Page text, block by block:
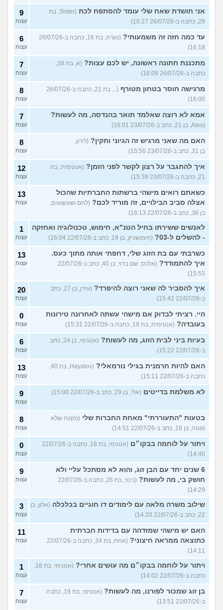
אני חושדת שאח שלי עומד להסתפח לכת
(Sister, בת
29, כתבה ב-26/07/26 16:27)
9
עצות
עד כמה חזה זה משמעותי?
(נערה, בת 16, כתבה ב-26/07/26
16:18)
6
עצות
מתכננת חתונה ראשונה, יש לכם עצות?
(א, בת 28,
כתבה ב-26/07/26 16:09)
7
עצות
מרגישה חוסר בטחון מטורף
(.., בת 21, כתבה ב-26/07/26
16:00)
8
עצות
אמא לא רוצה שאלמד תואר בהנדסה, מה לעשות?
(Alex, בן 21, כתב ב-23/07/26 16:01)
7
עצות
האם מה שאני מרגיש זה הגיוני ותקין? (לירון,
בן 31, כתב ב-23/07/26 15:50)
8
עצות
איך להתגבר על רצון לקשר לפני הזמן? (אנונימית, בת
21, כתבה ב-23/07/26 15:39)
12
עצות
כשאתם רואים מישהי ברשתות החברתיות שהכול
אצלה סביב הבילויים, זה מוריד לכם? (לחם ושעשועים,
בן 36, כתב ב-22/07/26 16:13)
13
עצות
לאנשים ששירתו בחיל הטנ"א, חימוש, טכנולוגיה ואחזקה
- להשלים ל-03?
(חימושניק, בן 19, כתב ב-22/07/26 16:04)
1
עצות
כשרבתי עם בת הזוג שלי, דחפתי אותה מתוך כעס.
איך להתמודד?
(אלכס, שם בדוי, בן 40, כתב ב-22/07/26
15:53)
13
עצות
איך להסביר לה שאני רוצה להיפרד?
(עידן, בן 27, כתב
ב-22/07/26 15:42)
20
עצות
היי. רציתי לבדוק אם מישהי עשתה לאחרונה טירונות
בעובדה? (אנונימית, בת 18, כתבה ב-22/07/26 15:31)
0
עצות
בעיות ביני לבית הזוג, מה לעשות?
(אנונימי, בן 24, כתב
ב-22/07/26 15:22)
6
עצות
האם להיות חרמנית בגילי נורמאלי?
(Hayatov, בת 40,
כתבה ב-22/07/26 15:11)
13
עצות
לא משלמת בדייטים (אלי, בן 29, כתב ב-22/07/26 15:00) 9
עצות
בטעות "התעוררתי" מאחת החברות שלי (מקווה שלא
סוטה, בן 18, כתב ב-22/07/26 14:51)
8
עצות
ויתור על לוחמה בבקו״ם
(אנונימי, בת 18, כתבה ב-22/07/26
14:40)
0
עצות
6 שנים יחד עם הבן זוג, והוא לא מסתכל עליי ולא
חושק בי, מה לעשות?
(כינוי, בת 26, כתבה ב-22/07/26
14:29)
9
עצות
שילוב משרה מלאה עם לימודים דו חוגיים בכלכלה (אלון, בן
22, כתב ב-22/07/26 14:20)
3
עצות
האם יש מישהי שמזדהה עם בדידות חברתית
כתוצאה ממראה חיצוני?
(אחת, בת 34, כתבה ב-22/07/26
14:11)
11
עצות
ויתור על לוחמה בבקו״ם מה עושים אחרי?
(אנונימי, בת 18,
כתבה ב-22/07/26 14:02)
1
עצות
בן זוג שמכור לפורנו, מה לעשות?
(אנונימי, בת 19, כתבה
ב-22/07/26 13:51)
7
עצות